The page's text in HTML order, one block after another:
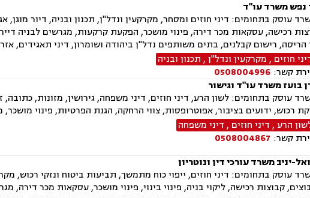
נפש משרד עו"ד
עוסק בתחומים: דיני חוזים ומסחר, מקרקעין ונדל"ן, תכנון ובניה, דיור מוגן,
רכישה, עסקאות מכר דירה, פינוי מושכר, הפקעת קרקעות, מגרשים לבניה
הריסה, רישום קבלנים, בתים משותפים נדל"ן ביהודה ושומרון, דיני תאגידים,
חוזים , מקרקעין ונדל"ן, תכנון ובניה
קשר: 0508004996
בועז משרד עו"ד וגישור
עוסק בתחומים: לשון הרע, דיני חוזים, דיני משפחה, גירושין, מזונות,
רכוש, ידועים בציבור, אפוטרופסות, צווי הרחקה, הגנת הפרטיות, פינוי
הרע , דיני חוזים , דיני משפחה
קשר: 0508004867
יניב משרד עורכי דין ונוטריון
קבוצות רכישה, ליקוי בניה, פינוי בינוי, פינוי מושכר, עסקאות מכר